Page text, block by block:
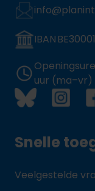
IBAN
uur (ma–vr)
Snelle
Veelgestelde